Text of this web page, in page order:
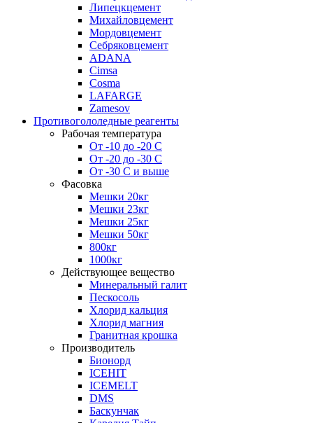
Липецкцемент
Михайловцемент
Мордовцемент
Себряковцемент
ADANA
Cimsa
Cosma
LAFARGE
Zamesov
Противогололедные реагенты
Рабочая температура
От -10 до -20 С
От -20 до -30 С
От -30 С и выше
Фасовка
Мешки 20кг
Мешки 23кг
Мешки 25кг
Мешки 50кг
800кг
1000кг
Действующее вещество
Минеральный галит
Пескосоль
Хлорид кальция
Хлорид магния
Гранитная крошка
Производитель
Бионорд
ICEHIT
ICEMELT
DMS
Баскунчак